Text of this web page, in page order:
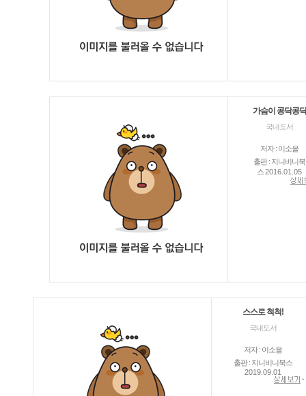
가슴이 콩닥콩닥
국내도서
저자 : 이소을
출판 : 지니비니북
스2016.01.05
스스로 척척!
국내도서
저자 : 이소을
출판 : 지니비니북스
2019.09.01